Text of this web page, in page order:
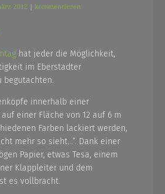
2012 | kommentieren
hat jeder die Möglichkeit,
im Eberstadter
begutachten.
innerhalb einer
einer Fläche von 12 auf 6 m
Farben lackiert werden,
mehr so sieht…“. Dank einer
Papier, etwas Tesa, einem
Klappleiter und dem
es vollbracht.